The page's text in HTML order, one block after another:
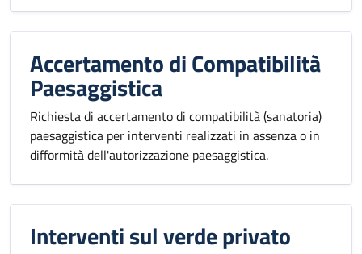
Accertamento di Compatibilità
Paesaggistica
Richiesta di accertamento di compatibilità (sanatoria)
paesaggistica per interventi realizzati in assenza o in
difformità dell'autorizzazione paesaggistica.
Interventi sul verde privato